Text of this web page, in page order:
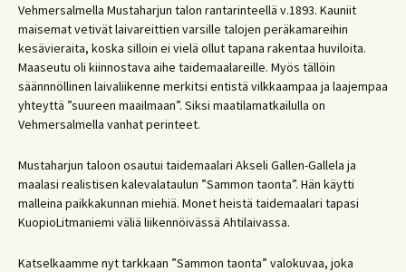
Vehmersalmella Mustaharjun talon rantarinteellä v.1893. Kauniit
maisemat vetivät laivareittien varsille talojen peräkamareihin
kesävieraita, koska silloin ei vielä ollut tapana rakentaa huviloita.
Maaseutu oli kiinnostava aihe taidemaalareille. Myös tällöin
säännnöllinen laivaliikenne merkitsi entistä vilkkaampaa ja laajempaa
yhteyttä ”suureen maailmaan”. Siksi maatilamatkailulla on
Vehmersalmella vanhat perinteet.
Mustaharjun taloon osautui taidemaalari Akseli Gallen-Gallela ja
maalasi realistisen kalevalataulun ”Sammon taonta”. Hän käytti
malleina paikkakunnan miehiä. Monet heistä taidemaalari tapasi
KuopioLitmaniemi väliä liikennöivässä Ahtilaivassa.
Katselkaamme nyt tarkkaan ”Sammon taonta” valokuvaa, joka